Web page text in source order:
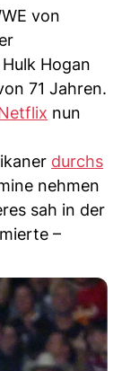
von
Hogan
71 Jahren.
nun
durchs
nehmen
sah in der
–